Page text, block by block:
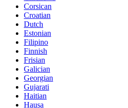
Corsican
Croatian
Dutch
Estonian
Filipino
Finnish
Frisian
Galician
Georgian
Gujarati
Haitian
Hausa